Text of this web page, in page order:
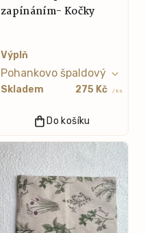
zapínáním- Kočky
Výplň
Skladem 275 Kč / ks
Do košíku